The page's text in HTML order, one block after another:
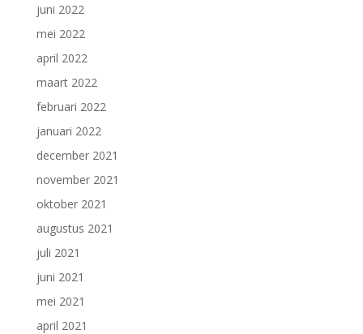
juni 2022
mei 2022
april 2022
maart 2022
februari 2022
januari 2022
december 2021
november 2021
oktober 2021
augustus 2021
juli 2021
juni 2021
mei 2021
april 2021